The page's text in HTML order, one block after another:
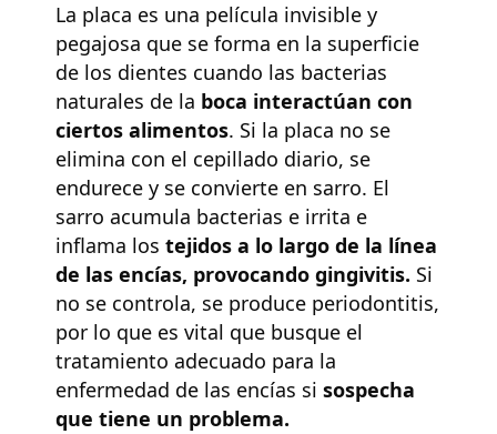
La placa es una película invisible y
pegajosa que se forma en la superficie
de los dientes cuando las bacterias
naturales de la boca interactúan con
ciertos alimentos. Si la placa no se
elimina con el cepillado diario, se
endurece y se convierte en sarro. El
sarro acumula bacterias e irrita e
inflama los tejidos a lo largo de la línea
de las encías, provocando gingivitis. Si
no se controla, se produce periodontitis,
por lo que es vital que busque el
tratamiento adecuado para la
enfermedad de las encías si sospecha
que tiene un problema.